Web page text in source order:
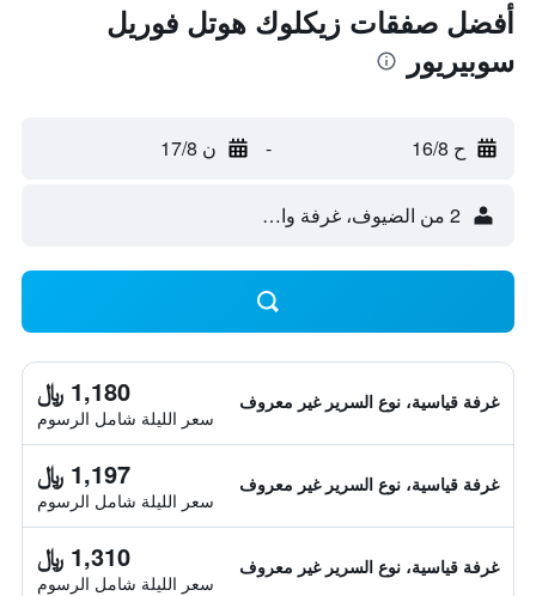
أفضل صفقات زيكلوك هوتل فوريل
سوبيريور
ح 16/8 - ن 17/8
2 من الضيوف، غرفة واحدة
غرفة قياسية، نوع السرير غير معروف 1,180 ﷼
سعر الليلة شامل الرسوم
غرفة قياسية، نوع السرير غير معروف 1,197 ﷼
سعر الليلة شامل الرسوم
غرفة قياسية، نوع السرير غير معروف 1,310 ﷼
سعر الليلة شامل الرسوم